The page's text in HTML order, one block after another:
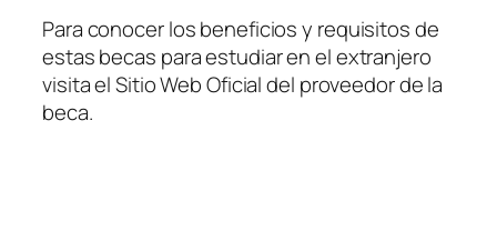
Para conocer los beneficios y requisitos de
estas becas para estudiar en el extranjero
visita el Sitio Web Oficial del proveedor de la
beca.